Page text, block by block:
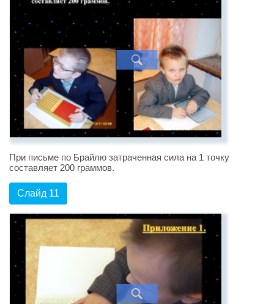
При письме по Брайлю затраченная сила на 1 точку
составляет 200 граммов.
Слайд 11